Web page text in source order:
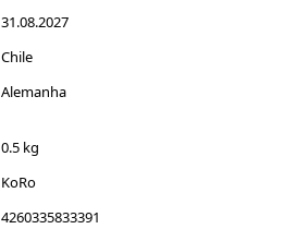
31.08.2027
Chile
Alemanha
0.5 kg
KoRo
4260335833391